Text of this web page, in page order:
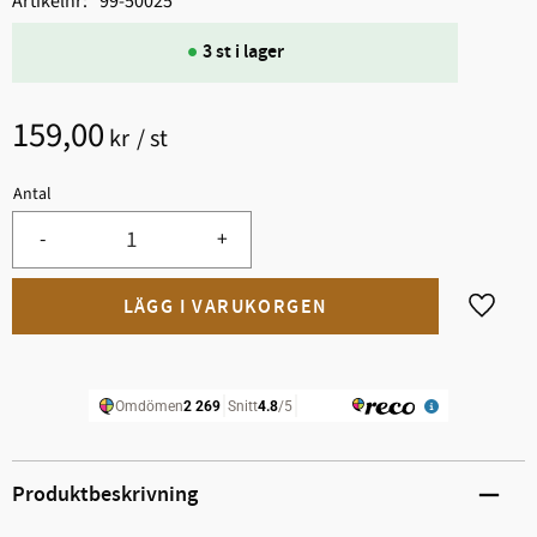
159,00 kr /st
Antal
+
-
Lägg
3 st i lager
Produktbeskrivning